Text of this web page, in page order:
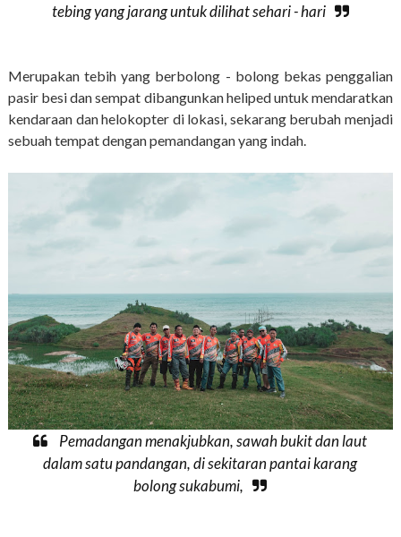
tebing yang jarang untuk dilihat sehari - hari
Merupakan tebih yang berbolong - bolong bekas penggalian
pasir besi dan sempat dibangunkan heliped untuk mendaratkan
kendaraan dan helokopter di lokasi, sekarang berubah menjadi
sebuah tempat dengan pemandangan yang indah.
Pemadangan menakjubkan, sawah bukit dan laut
dalam satu pandangan, di sekitaran pantai karang
bolong sukabumi,